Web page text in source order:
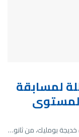
لمسابقة
خديجة بومليك، من ثانو…